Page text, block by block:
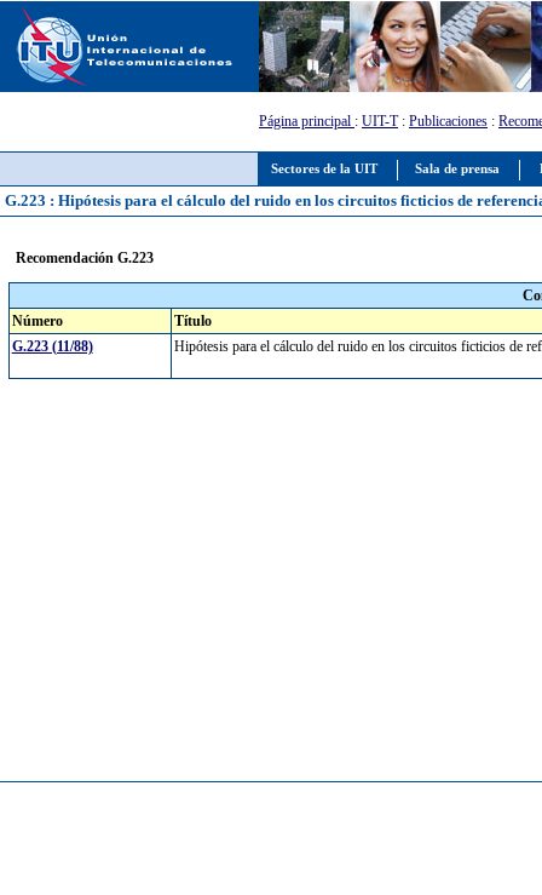
Sectores de la UIT Sala de prensa
Página principal : UIT-T: Publicaciones :
G.223 : Hipótesis para el cálculo del ruido en los circuitos ficticios de
Recomendación G.223
Número
Título
G.223 (11/88)
Hipótesis para el cálculo del ruido en los circuitos ficticios de